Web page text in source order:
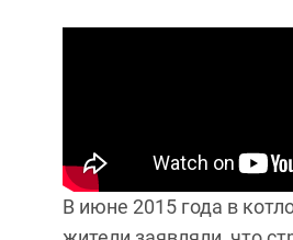
В июне 2015 года в